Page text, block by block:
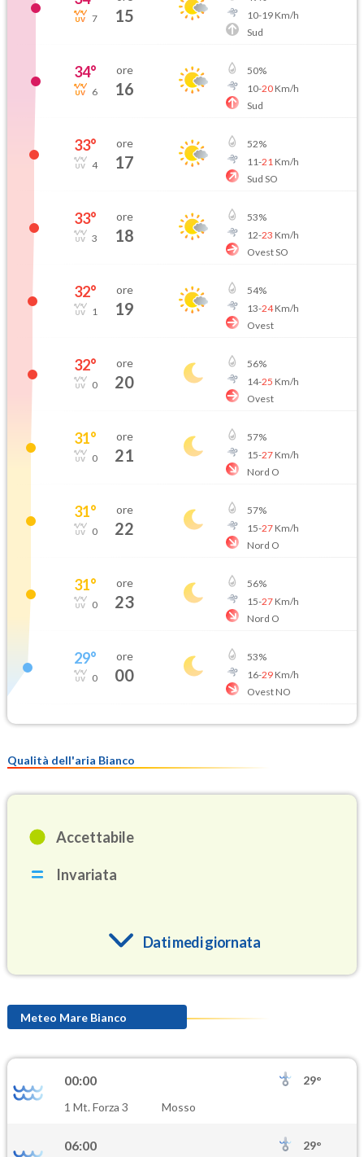
7 15
10-19Km/h
Sud
34°
6
ore
16
50%
10-20Km/h
Sud
33°
4
ore
17
52%
11-21 Km/h
Sud SO
33°
3
ore
18
53%
12-23 Km/h
Ovest SO
32°
1
ore
19
54%
13-24Km/h
Ovest
32°
0
ore
20
56%
14-25 Km/h
Ovest
31°
0
ore
21
57%
15-27Km/h
Nord O
31°
0
ore
22
57%
15-27Km/h
Nord O
31°
0
ore
23
56%
15-27Km/h
Nord O
29°
0
ore
00
53%
16-29Km/h
Ovest NO
Qualità dell'aria Bianco
Accettabile
Invariata
Dati medi giornata
(Ozono) 89.0
(Diossido di azoto)
Meteo Mare Bianco
00:00
29°
1 Mt. Forza 3
Mosso
06:00
29°